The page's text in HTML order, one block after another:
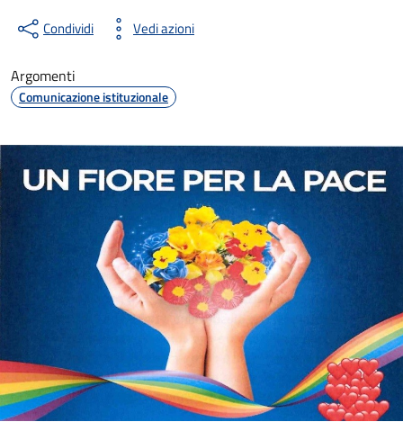
Condividi Vedi azioni
Argomenti
Comunicazione istituzionale